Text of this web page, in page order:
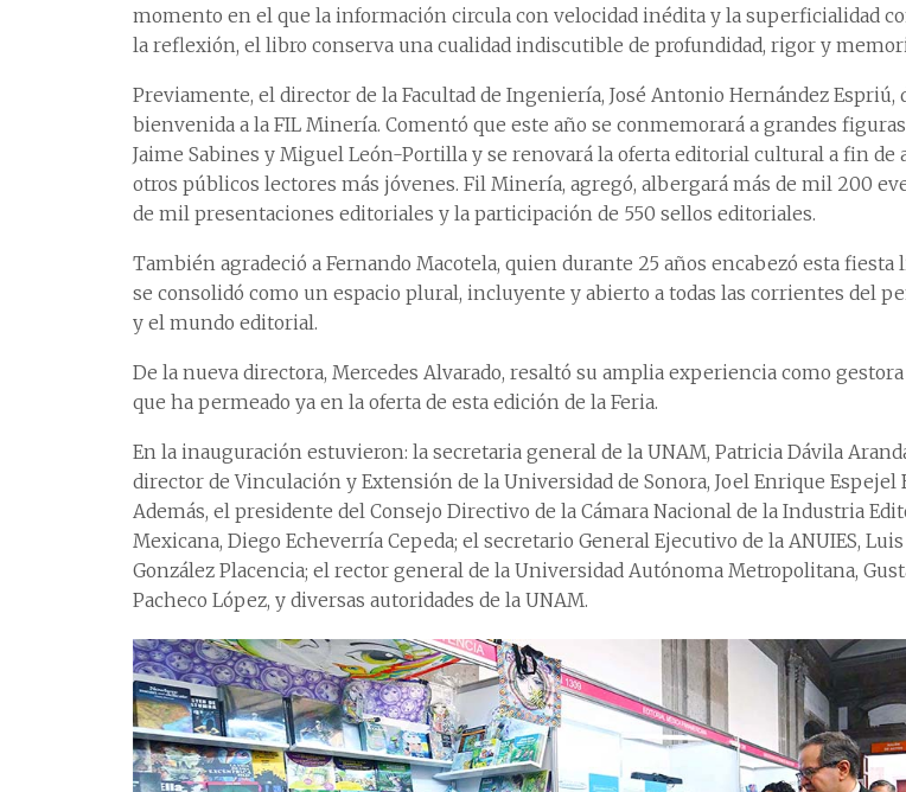
momento en el que la información circula con velocidad inédita y la superficialidad
la reflexión, el libro conserva una cualidad indiscutible de profundidad, rigor y
Previamente, el director de la Facultad de Ingeniería, José Antonio Hernández Espriú,
bienvenida a la FIL Minería. Comentó que este año se conmemorará a grandes
Jaime Sabines y Miguel León-Portilla y se renovará la oferta editorial cultural a fin de
otros públicos lectores más jóvenes. Fil Minería, agregó, albergará más de mil 200
de mil presentaciones editoriales y la participación de 550 sellos editoriales.
También agradeció a Fernando Macotela, quien durante 25 años encabezó esta fiesta
se consolidó como un espacio plural, incluyente y abierto a todas las corrientes del
y el mundo editorial.
De la nueva directora, Mercedes Alvarado, resaltó su amplia experiencia como
que ha permeado ya en la oferta de esta edición de la Feria.
En la inauguración estuvieron: la secretaria general de la UNAM, Patricia Dávila
director de Vinculación y Extensión de la Universidad de Sonora, Joel Enrique Espejel
Además, el presidente del Consejo Directivo de la Cámara Nacional de la Industria
Mexicana, Diego Echeverría Cepeda; el secretario General Ejecutivo de la ANUIES,
González Placencia; el rector general de la Universidad Autónoma Metropolitana,
Pacheco López, y diversas autoridades de la UNAM.